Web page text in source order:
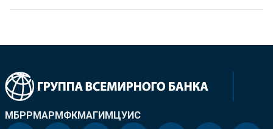
МБРРМАРМФКМАГИМЦУИС